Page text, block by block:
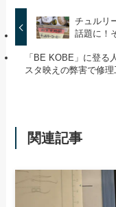
チュルリ
話題に！
「BE KOBE」に登る
スタ映えの弊害で修
関連記事